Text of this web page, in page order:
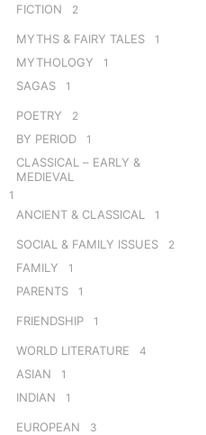
FICTION 2
MYTHS & FAIRY TALES 1
MYTHOLOGY 1
SAGAS 1
POETRY 2
BY PERIOD 1
CLASSICAL – EARLY &
MEDIEVAL
1
ANCIENT & CLASSICAL 1
SOCIAL & FAMILY ISSUES 2
FAMILY 1
PARENTS 1
FRIENDSHIP 1
WORLD LITERATURE 4
ASIAN 1
INDIAN 1
EUROPEAN 3